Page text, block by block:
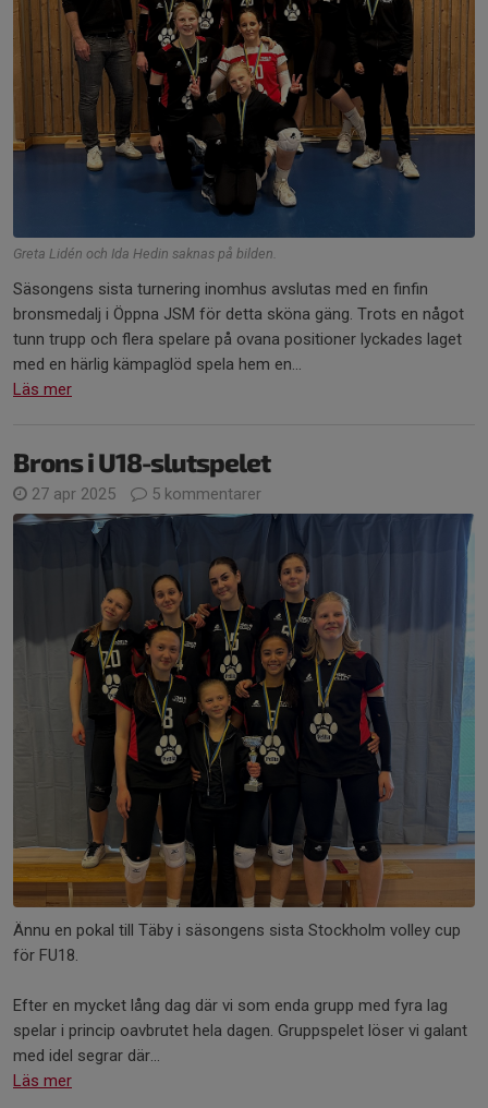
Greta Lidén och Ida Hedin saknas på bilden.
Säsongens sista turnering inomhus avslutas med en finfin
bronsmedalj i Öppna JSM för detta sköna gäng. Trots en något
tunn trupp och flera spelare på ovana positioner lyckades laget
med en härlig kämpaglöd spela hem en...
Läs mer
Brons i U18-slutspelet
27 apr 2025 5 kommentarer
Ännu en pokal till Täby i säsongens sista Stockholm volley cup
för FU18.
Efter en mycket lång dag där vi som enda grupp med fyra lag
spelar i princip oavbrutet hela dagen. Gruppspelet löser vi galant
med idel segrar där...
Läs mer